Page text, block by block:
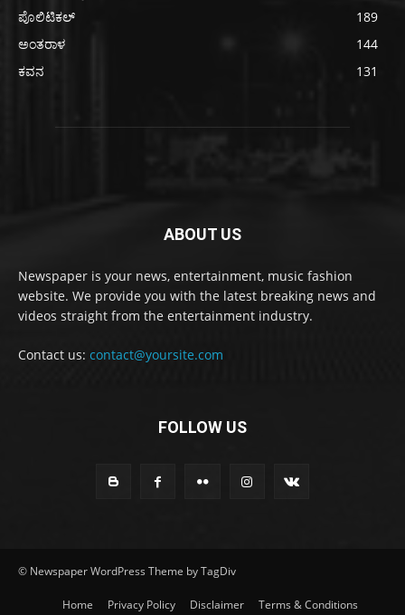
ಪೊಲಿಟಿಕಲ್
189
ಅಂತರಾಳ
144
ಕವನ
131
ABOUT US
Newspaper is your news, entertainment, music fashion
website. We provide you with the latest breaking news and
videos straight from the entertainment industry.
Contact us: contact@yoursite.com
FOLLOW US
© Newspaper WordPress Theme by TagDiv
Home Privacy Policy Disclaimer Terms & Conditions